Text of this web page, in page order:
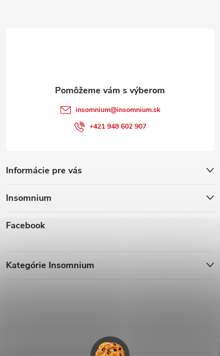
Informácie pre vás
Insomnium
Facebook
insomnium@insomnium.sk
+421 948 602 907
Kategórie Insomnium